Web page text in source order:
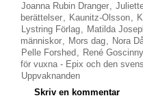
Joanna Rubin Dranger,
berättelser, Kaunitz-Olsson,
Lystring Förlag, Matilda
människor, Mors dag, Nora
Pelle Forshed , René Goscinny
för vuxna - Epix och den
Uppvaknanden
Skriv en kommentar